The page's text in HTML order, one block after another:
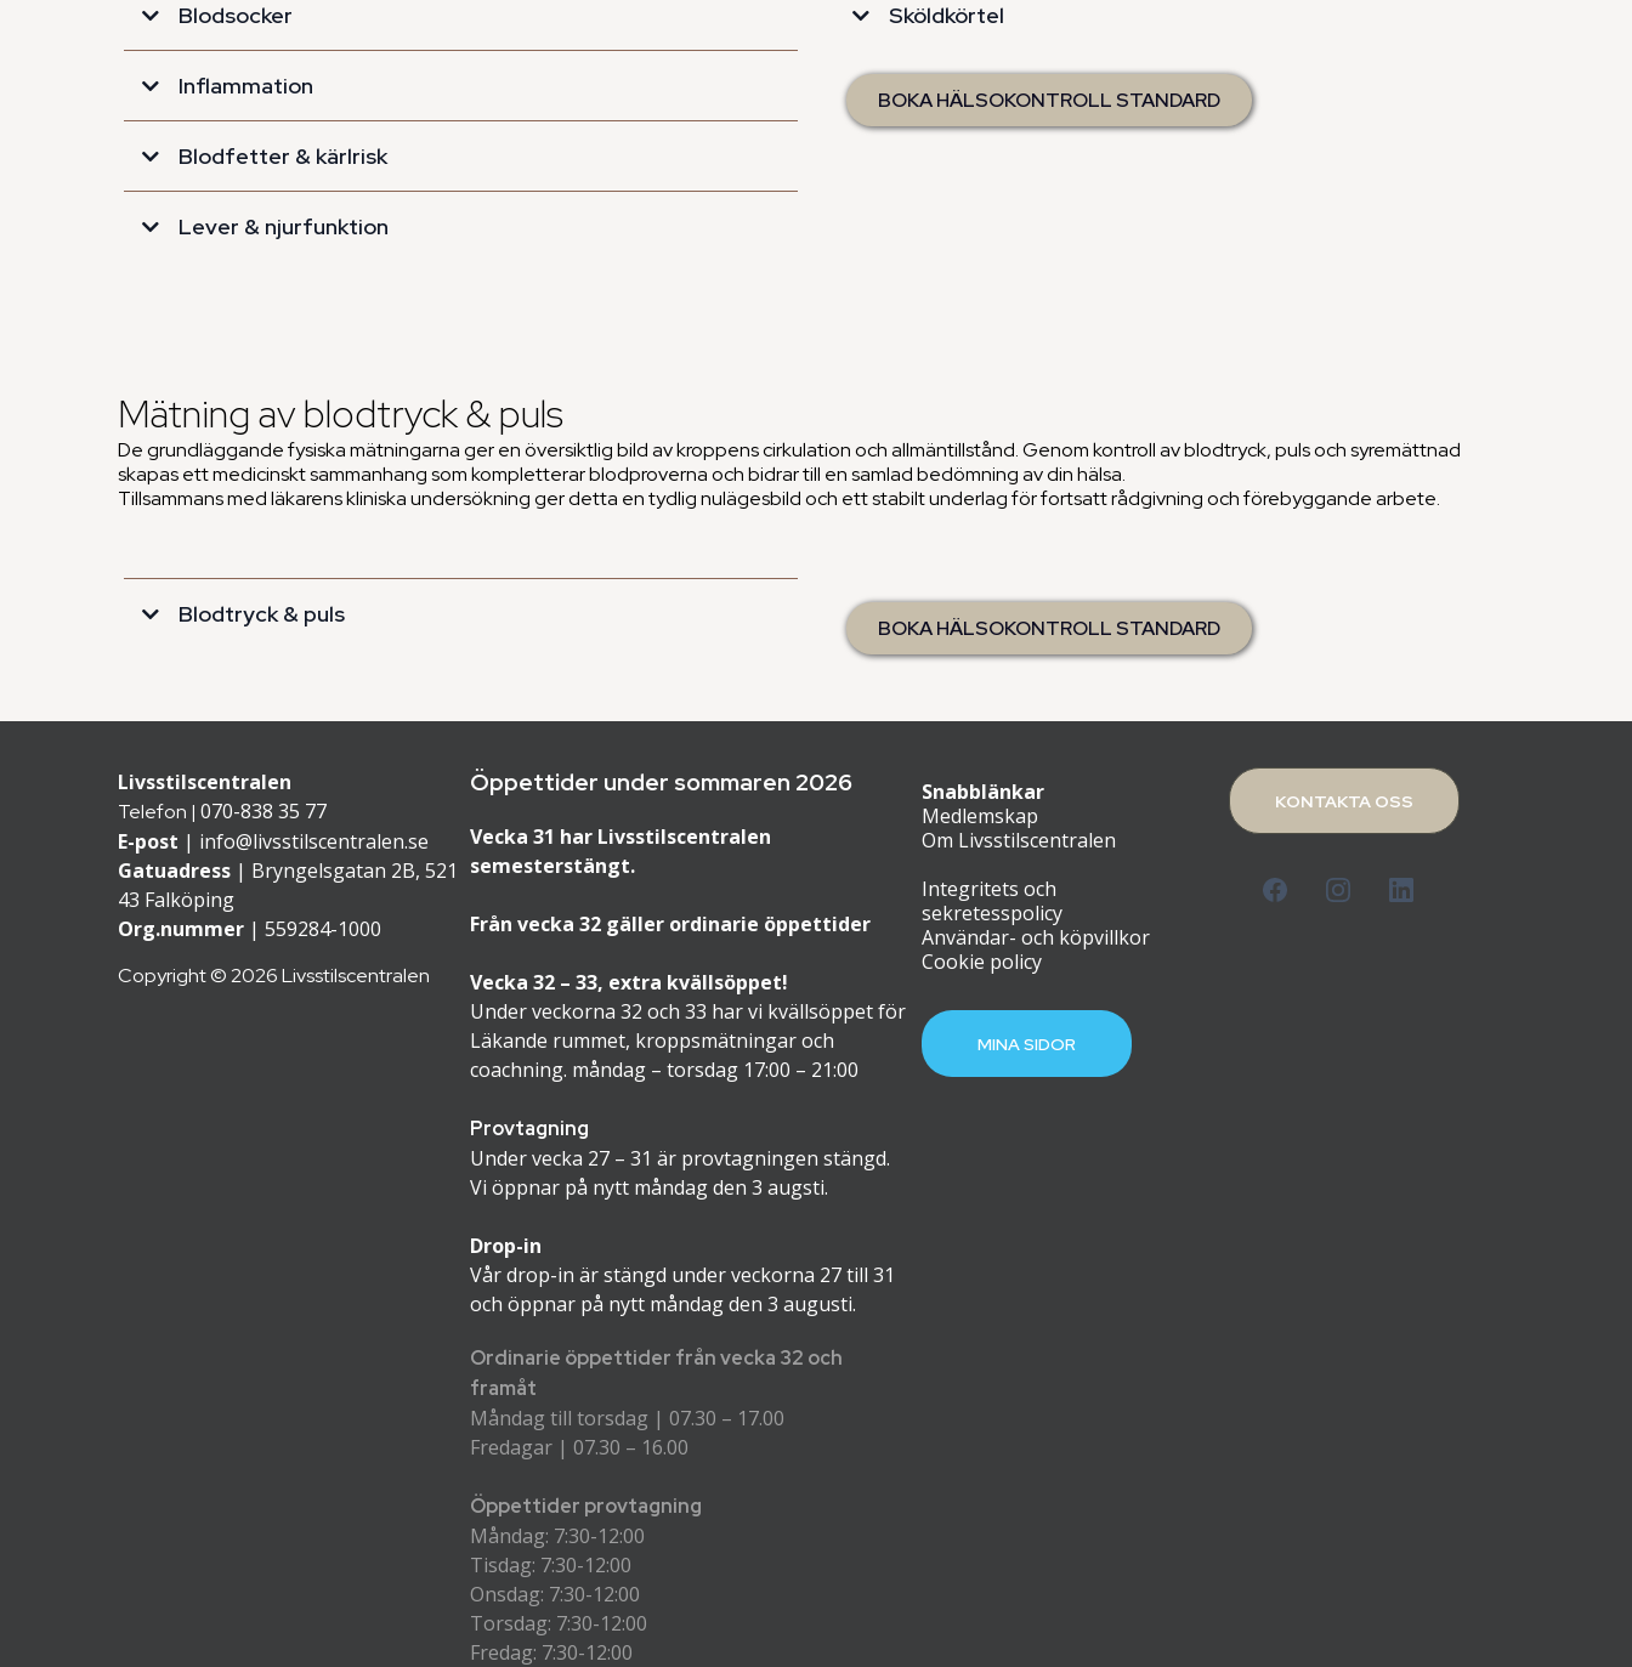
Trombocyter
Blodsocker
Inflammation
Blodfetter & kärlrisk
LDL-kolesterol
LDL/HDL-kvot
Non-HDL-kolesterol
Lever & njurfunktion
eGFR (kreatinin)
Homocystein
Sköldkörtel
BOKA HÄLSOKONTROLL STANDARD
Mätning av blodtryck & puls
De grundläggande fysiska mätningarna ger en översiktlig bild av kroppens cirkulation och allmäntillstånd. Genom kontroll av blodtryck, puls och syremättnad
skapas ett medicinskt sammanhang som kompletterar blodproverna och bidrar till en samlad bedömning av din hälsa.
Tillsammans med läkarens kliniska undersökning ger detta en tydlig nulägesbild och ett stabilt underlag för fortsatt rådgivning och förebyggande arbete.
Blodtryck & puls
Systoliskt blodtryck
BOKA HÄLSOKONTROLL STANDARD
​​Livsstilscentralen
Telefon | 070-838 35 77
E-post | info@livsstilscentralen.se
Gatuadress | Bryngelsgatan 2B, 521
43 Falköping
Org.nummer | 559284-1000
Copyright © 2026 Livsstilscentralen
Öppettider under sommaren 2026
Vecka 31 har Livsstilscentralen
semesterstängt.
Från vecka 32 gäller ordinarie öppettider
Vecka 32 – 33, extra kvällsöppet!
Under veckorna 32 och 33 har vi kvällsöppet för
Läkande rummet, kroppsmätningar och
coachning. måndag – torsdag 17:00 – 21:00
Provtagning
Under vecka 27 – 31 är provtagningen stängd.
Vi öppnar på nytt måndag den 3 augsti.
Drop-in
Vår drop-in är stängd under veckorna 27 till 31
och öppnar på nytt måndag den 3 augusti.
Ordinarie öppettider från vecka 32 och
framåt
Måndag till torsdag | 07.30 – 17.00
Fredagar | 07.30 – 16.00
Öppettider provtagning
Måndag: 7:30-12:00
Tisdag: 7:30-12:00
Onsdag: 7:30-12:00
Torsdag: 7:30-12:00
Fredag: 7:30-12:00
Snabblänkar
Medlemskap
Om Livsstilscentralen
Integritets och
sekretesspolicy
Användar- och köpvillkor
Cookie policy
MINA SIDOR
KONTAKTA OSS